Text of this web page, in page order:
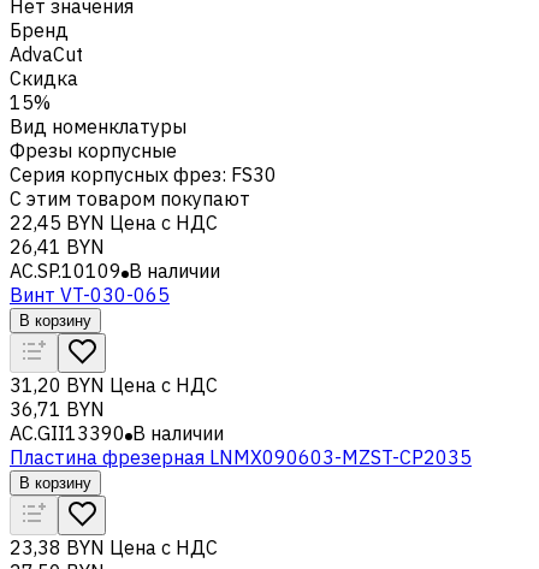
Нет значения
Бренд
AdvaCut
Скидка
15%
Вид номенклатуры
Фрезы корпусные
Серия корпусных фрез: FS30
С этим товаром покупают
22,45 BYN Цена с НДС
26,41 BYN
AC.SP.10109 В наличии
Винт VT-030-065
В корзину
31,20 BYN Цена с НДС
36,71 BYN
AC.GII13390 В наличии
Пластина фрезерная LNMX090603-MZST-CP2035
В корзину
23,38 BYN Цена с НДС